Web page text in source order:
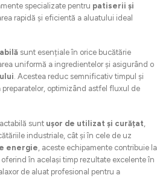
specializate pentru patiserii și
rapidă și eficientă a aluatului ideal
sunt esențiale în orice bucătărie
uniformă a ingredientelor și asigurând o
. Acestea reduc semnificativ timpul și
optimizând astfel fluxul de
sunt ușor de utilizat și curățat
industriale, cât și în cele de uz
energie , aceste echipamente contribuie la
în același timp rezultate excelente în
de aluat profesional pentru a